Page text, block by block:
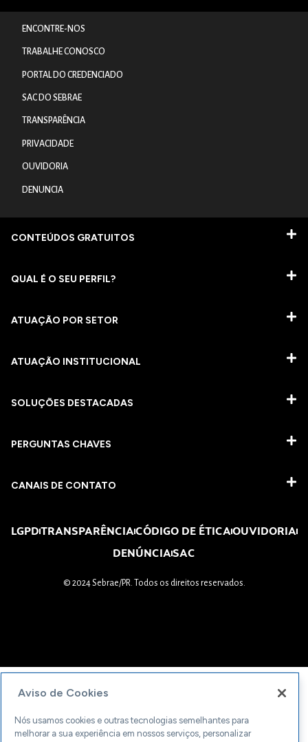
ENCONTRE-NOS
TRABALHE CONOSCO
PORTAL DO CREDENCIADO
SAC DO SEBRAE
TRANSPARÊNCIA
PRIVACIDADE
OUVIDORIA
DENUNCIA
CONTEÚDOS GRATUITOS
QUAL É O SEU PERFIL?
ATUAÇÃO POR SETOR
ATUAÇÃO INSTITUCIONAL
SOLUÇÕES DESTACADAS
PERGUNTAS CHAVES​
CANAIS DE CONTATO
LGPDTRANSPARÊNCIACÓDIGO DE ÉTICAOUVIDORIA
DENÚNCIASAC
© 2024 Sebrae/PR. Todos os direitos reservados.
Aviso de Cookies
Nós usamos cookies e outras tecnologias semelhantes para
melhorar a sua experiência em nossos serviços, personalizar